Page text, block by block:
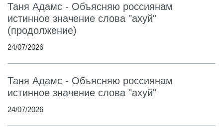
Таня Адамс - Объясняю россиянам
истинное значение слова "ахуй"
(продолжение)
24/07/2026
Таня Адамс - Объясняю россиянам
истинное значение слова "ахуй"
24/07/2026